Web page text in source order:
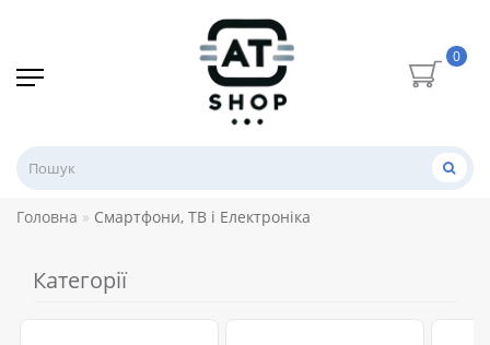
0
Головна Смартфони, ТВ і Електроніка
Категорії